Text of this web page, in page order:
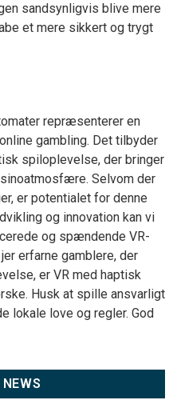
sandsynligvis blive mere
et mere sikkert og trygt
repræsenterer en
gambling. Det tilbyder
spiloplevelse, der bringer
Selvom der
er potentialet for denne
og innovation kan vi
og spændende VR-
erfarne gamblere, der
er VR med haptisk
Husk at spille ansvarligt
lokale love og regler. God